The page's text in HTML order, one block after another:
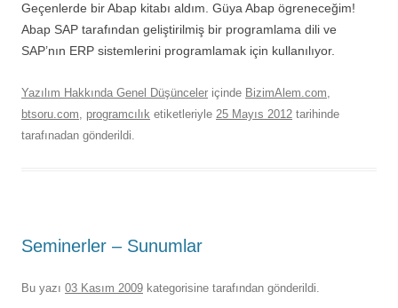
Geçenlerde bir Abap kitabı aldım. Güya Abap ögreneceğim!
Abap SAP tarafından geliştirilmiş bir programlama dili ve
SAP’nın ERP sistemlerini programlamak için kullanılıyor.
Yazılım Hakkında Genel Düşünceler içinde BizimAlem.com,
btsoru.com, programcılık etiketleriyle 25 Mayıs 2012 tarihinde
tarafınadan gönderildi.
Seminerler – Sunumlar
Bu yazı 03 Kasım 2009 kategorisine tarafından gönderildi.